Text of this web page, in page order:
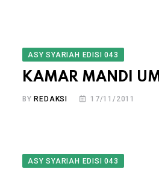
ASY SYARIAH EDISI 043
KAMAR MANDI
BYREDAKSI 17/11/2011
ASY SYARIAH EDISI 043